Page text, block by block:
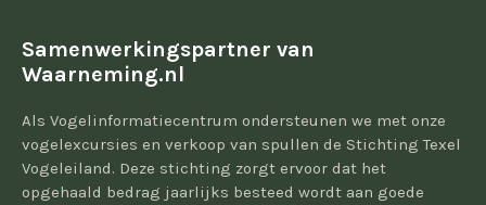
Samenwerkingspartner van
Waarneming.nl
Als Vogelinformatiecentrum ondersteunen we met onze
vogelexcursies en verkoop van spullen de Stichting Texel
Vogeleiland. Deze stichting zorgt ervoor dat het
opgehaald bedrag jaarlijks besteed wordt aan goede